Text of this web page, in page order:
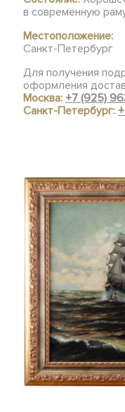
в современную
Местоположение:
Санкт-Петербург
Для получения
оформления
Москва:+7 (925)
Санкт-Петербург: